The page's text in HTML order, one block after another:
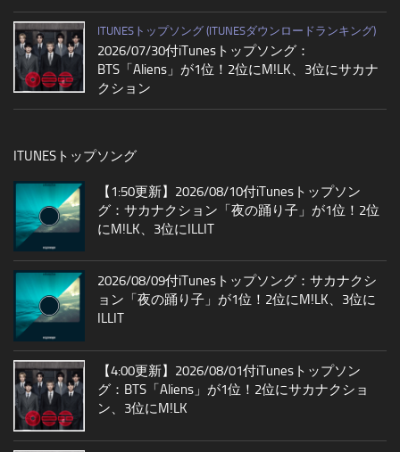
ITUNESトップソング (ITUNESダウンロードランキング)
2026/07/30付iTunesトップソング：
BTS「Aliens」が1位！2位にM!LK、3位にサカナ
クション
ITUNESトップソング
【1:50更新】2026/08/10付iTunesトップソン
グ：サカナクション「夜の踊り子」が1位！2位
にM!LK、3位にILLIT
2026/08/09付iTunesトップソング：サカナクシ
ョン「夜の踊り子」が1位！2位にM!LK、3位に
ILLIT
【4:00更新】2026/08/01付iTunesトップソン
グ：BTS「Aliens」が1位！2位にサカナクショ
ン、3位にM!LK